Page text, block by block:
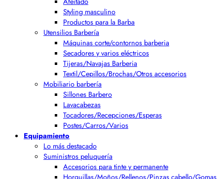
Styling masculino
Productos para la Barba
Utensilios Barbería
Máquinas corte/contornos barberia
Secadores y varios eléctricos
Tijeras/Navajas Barberia
Textil/Cepillos/Brochas/Otros accesorios
Mobiliario barbería
Sillones Barbero
Lavacabezas
Tocadores/Recepciones/Esperas
Postes/Carros/Varios
Equipamiento
Lo más destacado
Suministros peluquería
Accesorios para tinte y permanente
Horquillas/Moños/Rellenos/Pinzas cabello/Gomas